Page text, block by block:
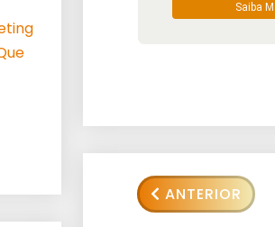
Saiba
ANTERIOR